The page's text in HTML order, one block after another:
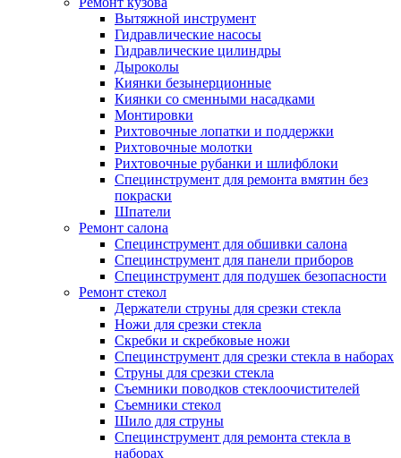
Вытяжной инструмент
Гидравлические насосы
Гидравлические цилиндры
Дыроколы
Киянки безынерционные
Киянки со сменными насадками
Монтировки
Рихтовочные лопатки и поддержки
Рихтовочные молотки
Рихтовочные рубанки и шлифблоки
Специнструмент для ремонта вмятин без
покраски
Шпатели
Ремонт салона
Специнструмент для обшивки салона
Специнструмент для панели приборов
Специнструмент для подушек безопасности
Ремонт стекол
Держатели струны для срезки стекла
Ножи для срезки стекла
Скребки и скребковые ножи
Специнструмент для срезки стекла в наборах
Струны для срезки стекла
Съемники поводков стеклоочистителей
Съемники стекол
Шило для струны
Специнструмент для ремонта стекла в
наборах